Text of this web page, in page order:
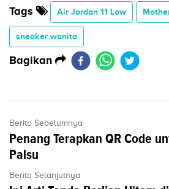
Tags Air Jordan 11 Low
sneaker wanita
Bagikan
Berita Sebelumnya
Penang Terapkan QR Code
Palsu
Berita Selanjutnya